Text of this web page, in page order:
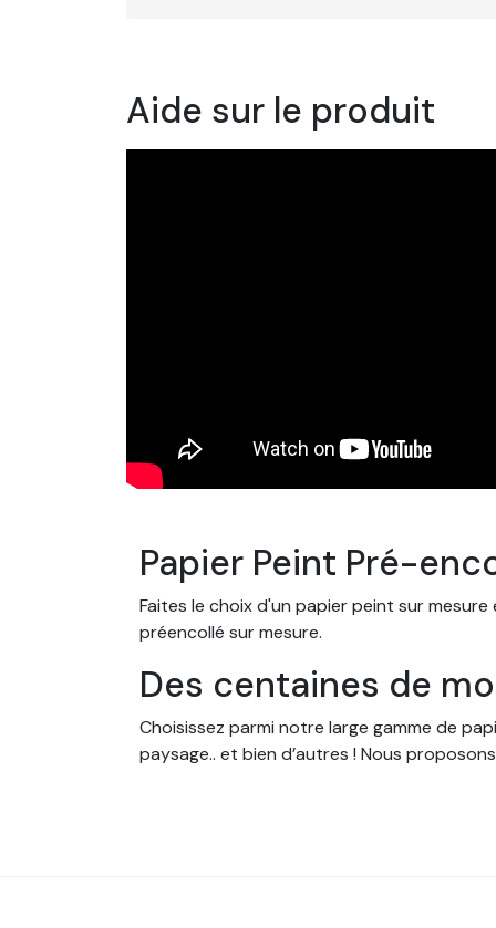
Aide sur le produit
Papier Peint Pré-
Faites le choix d'un papier peint sur
préencollé sur mesure.
Des centaines de
Choisissez parmi notre large gamme de
paysage.. et bien d’autres ! Nous
dans une chambre d’enfant, un salon ou
Des papiers peints